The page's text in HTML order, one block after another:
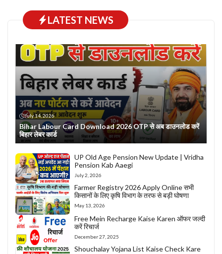
LATEST NEWS
July 14, 2026
Bihar Labour Card Download 2026 OTP से अब डाउनलोड करें
बिहार लेबर कार्ड
UP Old Age Pension New Update | Vridha
Pension Kab Aaegi
July 2, 2026
Farmer Registry 2026 Apply Online सभी
किसानों के लिए कृषि विभाग के तरफ से बड़ी घोषणा
May 13, 2026
Free Mein Recharge Kaise Karen ऑफर जल्दी
करें रिचार्ज
December 27, 2025
Shouchalay Yojana List Kaise Check Kare